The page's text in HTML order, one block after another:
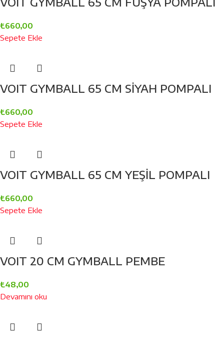
₺660,00
Sepete Ekle
VOIT GYMBALL 65 CM SİYAH POMPALI
₺660,00
Sepete Ekle
VOIT GYMBALL 65 CM YEŞİL POMPALI
₺660,00
Sepete Ekle
VOIT 20 CM GYMBALL PEMBE
₺48,00
Devamını oku